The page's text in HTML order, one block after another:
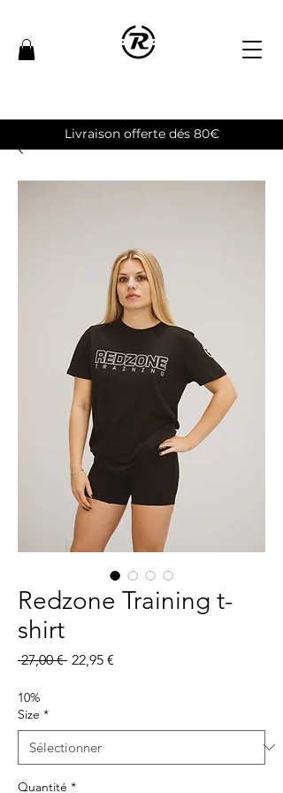
Livraison offerte dés 80€
Redzone Training t-
shirt
27,00 € Prix
22,95 €
10%
Size *
Quantité *